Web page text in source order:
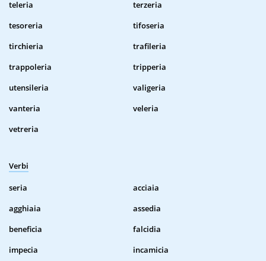
teleria
terzeria
tesoreria
tifoseria
tirchieria
trafileria
trappoleria
tripperia
utensileria
valigeria
vanteria
veleria
vetreria
Verbi
seria
acciaia
agghiaia
assedia
beneficia
falcidia
impecia
incamicia